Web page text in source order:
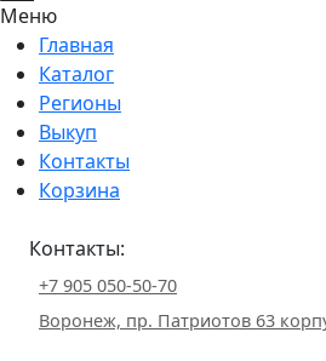
Меню
Главная
Каталог
Регионы
Выкуп
Контакты
Корзина
Контакты:
+7 905 050-50-70
Воронеж, пр. Патриотов 63